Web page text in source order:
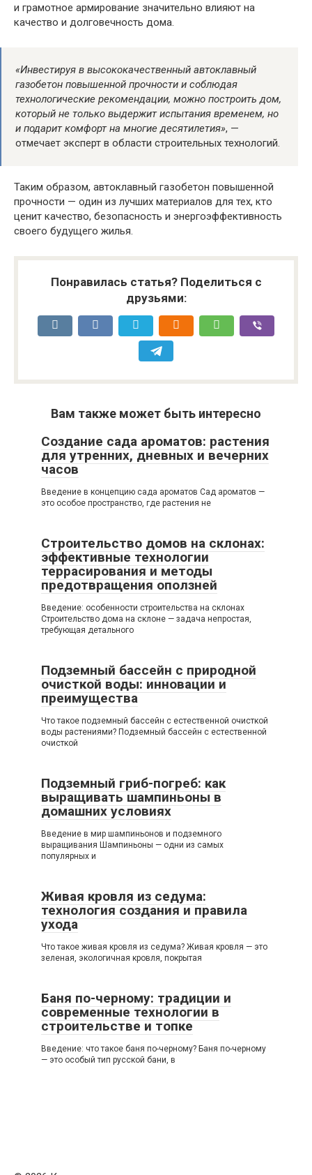
и грамотное армирование значительно влияют на
качество и долговечность дома.
«Инвестируя в высококачественный автоклавный
газобетон повышенной прочности и соблюдая
технологические рекомендации, можно построить дом,
который не только выдержит испытания временем, но
и подарит комфорт на многие десятилетия», —
отмечает эксперт в области строительных технологий.
Таким образом, автоклавный газобетон повышенной
прочности — один из лучших материалов для тех, кто
ценит качество, безопасность и энергоэффективность
своего будущего жилья.
Понравилась статья? Поделиться с
друзьями:
Вам также может быть интересно
Создание сада ароматов: растения
для утренних, дневных и вечерних
часов
Введение в концепцию сада ароматов Сад ароматов —
это особое пространство, где растения не
Строительство домов на склонах:
эффективные технологии
террасирования и методы
предотвращения оползней
Введение: особенности строительства на склонах
Строительство дома на склоне — задача непростая,
требующая детального
Подземный бассейн с природной
очисткой воды: инновации и
преимущества
Что такое подземный бассейн с естественной очисткой
воды растениями? Подземный бассейн с естественной
очисткой
Подземный гриб-погреб: как
выращивать шампиньоны в
домашних условиях
Введение в мир шампиньонов и подземного
выращивания Шампиньоны — одни из самых
популярных и
Живая кровля из седума:
технология создания и правила
ухода
Что такое живая кровля из седума? Живая кровля — это
зеленая, экологичная кровля, покрытая
Баня по-черному: традиции и
современные технологии в
строительстве и топке
Введение: что такое баня по-черному? Баня по-черному
— это особый тип русской бани, в